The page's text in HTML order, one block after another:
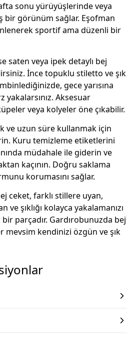
sonu yürüyüşlerinde veya
görünüm sağlar. Eşofman
sportif ama düzenli bir
saten veya ipek detaylı bej
İnce topuklu stiletto ve şık
gece yarısına
Aksesuar
veya kolyeler öne çıkabilir.
ve uzun süre kullanmak için
Kuru temizleme etiketlerini
müdahale ile giderin ve
kaçının. Doğru saklama
korumasını sağlar.
ceket, farklı stillere uyan,
şıklığı kolayca yakalamanızı
parçadır. Gardırobunuzda bej
mevsim kendinizi özgün ve şık